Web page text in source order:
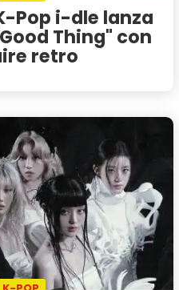
Pop i-dle lanza
Thing" con
retro